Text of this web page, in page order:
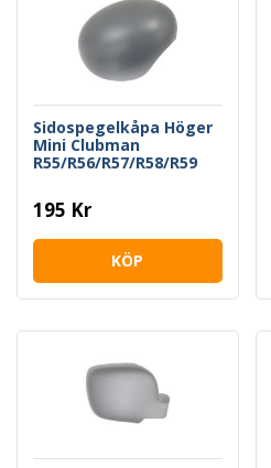
Sidospegelkåpa Höger
Mini Clubman
R55/R56/R57/R58/R59
195 Kr
KÖP